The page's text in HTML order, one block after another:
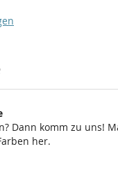
Dann komm zu uns!
her.